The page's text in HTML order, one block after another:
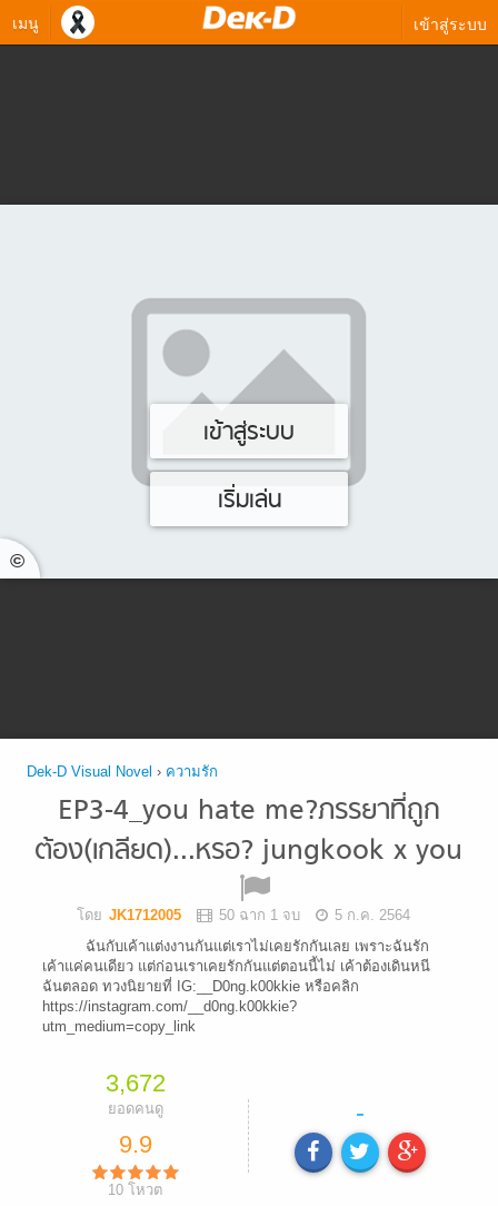
เมนู เข้าสู่ระบบ
เข้าสู่ระบบ
เริ่มเล่น
©
Dek-D Visual Novel › ความรัก
EP3-4_you hate me?ภรรยาที่ถูก
ต้อง(เกลียด)...หรอ? jungkook x you
โดย JK1712005 50 ฉาก 1 จบ
5 ก.ค. 2564
ฉันกับเค้าแต่งงานกันแต่เราไม่เคยรักกันเลย เพราะฉันรัก
เค้าแค่คนเดียว แต่ก่อนเราเคยรักกันแต่ตอนนี้ไม่ เค้าต้องเดินหนี
ฉันตลอด ทวงนิยายที่ IG:__D0ng.k00kkie หรือคลิก
https://instagram.com/__d0ng.k00kkie?
utm_medium=copy_link
3,672
ยอดคนดู
9.9
10 โหวต
-